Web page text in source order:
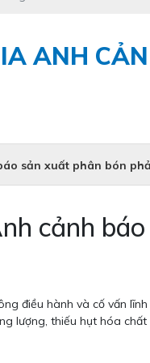
ANH
sản xuất phân bón
cảnh
điều hành và cố vấn
lượng, thiếu hụt hóa